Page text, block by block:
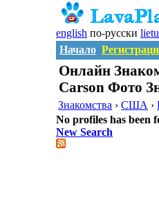
english по-русски
Начало
Онлайн
Carson Фото
Знакомства ›США ›
No profiles has been
New Search